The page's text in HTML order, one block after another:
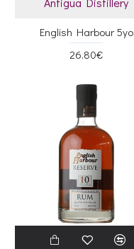
English Harbour 5yo
26.80€